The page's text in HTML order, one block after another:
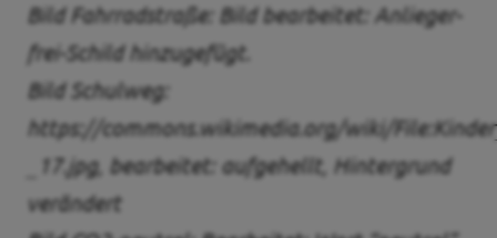
Bild Fahrradstraße: Bild bearbeitet: Anlieger-
frei-Schild hinzugefügt.
Bild Schulweg:
https://commons.wikimedia.org/wiki/
_17.jpg, bearbeitet: aufgehellt, Hintergrund
verändert